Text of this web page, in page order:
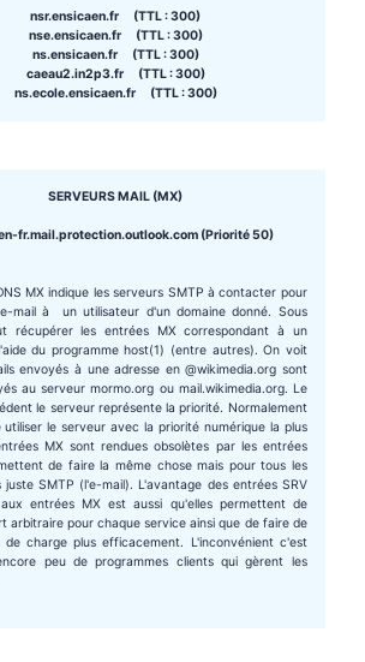
nsr.ensicaen.fr (TTL : 300)
nse.ensicaen.fr (TTL : 300)
ns.ensicaen.fr (TTL : 300)
caeau2.in2p3.fr (TTL : 300)
ns.ecole.ensicaen.fr (TTL : 300)
SERVEURS MAIL (MX)
fr.mail.protection.outlook.com (Priorité 50)
MX indique les serveurs SMTP à contacter pour
mail à un utilisateur d'un domaine donné. Sous
récupérer les entrées MX correspondant à un
du programme host(1) (entre autres). On voit
envoyés à une adresse en @wikimedia.org sont
au serveur mormo.org ou mail.wikimedia.org. Le
le serveur représente la priorité. Normalement
utiliser le serveur avec la priorité numérique la plus
MX sont rendues obsolètes par les entrées
de faire la même chose mais pour tous les
juste SMTP (l'e-mail). L'avantage des entrées SRV
entrées MX est aussi qu'elles permettent de
arbitraire pour chaque service ainsi que de faire de
de charge plus efficacement. L'inconvénient c'est
peu de programmes clients qui gèrent les